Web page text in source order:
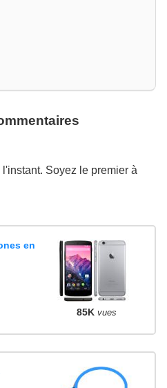
Soyez le premier à
en
85K vues